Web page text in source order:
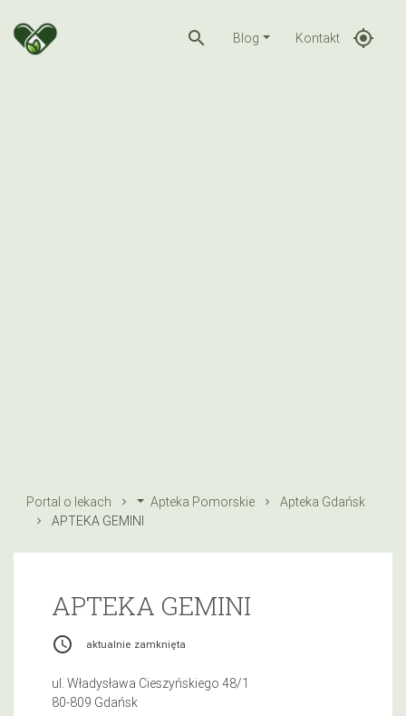
search Blog Kontakt gps_fixed
Portal o lekach Apteka Pomorskie
Apteka Gdańsk
APTEKA GEMINI
APTEKA GEMINI
access_time aktualnie zamknięta
ul. Władysława Cieszyńskiego 48/1
80-809 Gdańsk